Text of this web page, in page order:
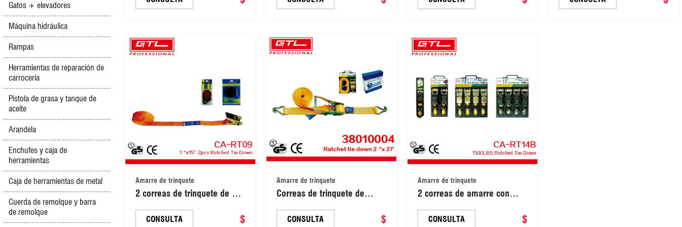
Gatos + elevadores
Máquina hidráulica
Rampas
Herramientas de reparación de
carrocería
Pistola de grasa y tanque de
aceite
Arandela
Enchufes y caja de
herramientas
Caja de herramientas de metal
Cuerda de remolque y barra
de remolque
resistente, con hebilla,
para portaequipajes
(38010102)
ideales para mover
de jardinería y motocicletas
(38010202)
correas tensoras de alta
Amarre de trinquete
2 correas de trinquete de 2,5
camiones, coches, motos y
CONSULTA $
Amarre de trinquete
Correas de trinquete de
tratamiento térmico y
CONSULTA $
Amarre de trinquete
2 correas de amarre con
transporte diario y el
CONSULTA $